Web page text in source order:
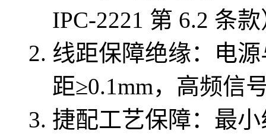
IPC-2221 第 6.2 条
线距保障绝缘：电
距≥0.1mm，高频信
捷配工艺保障：最